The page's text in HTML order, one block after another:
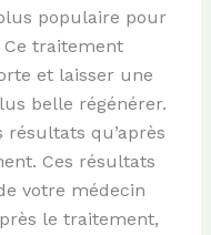
populaire pour
traitement
et laisser une
belle régénérer.
résultats qu’après
Ces résultats
votre médecin
le traitement,